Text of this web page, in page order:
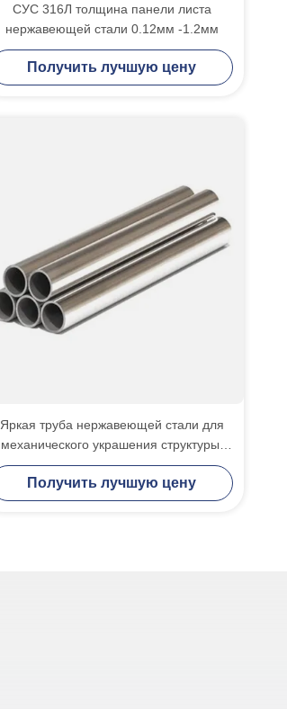
СУС 316Л толщина панели листа
нержавеющей стали 0.12мм -1.2мм
Получить лучшую цену
Яркая труба нержавеющей стали для
механического украшения структуры/
здания
Получить лучшую цену